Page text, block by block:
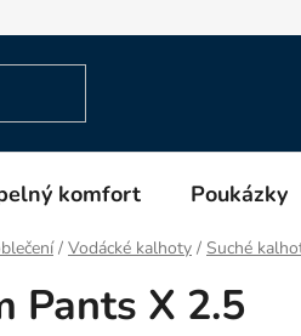
Informace o výrobcích a
komfort Poukázky
/ Vodácké kalhoty / Suché
Pants X 2.5